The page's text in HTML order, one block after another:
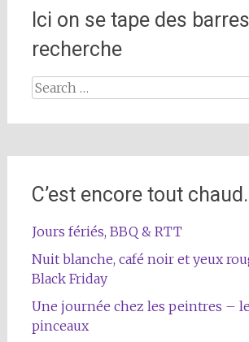
Ici on se tape des
recherche
Search
C’est encore tout
Jours fériés, BBQ & RTT
Nuit blanche, café noir et yeux
Black Friday
Une journée chez les peintres –
pinceaux